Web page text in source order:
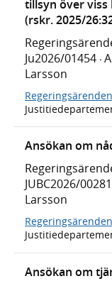
tillsyn över
(rskr. 2025/
Ju2026/01454 ·
Larsson
Ansökan om
JUBC2026/00281
Larsson
Ansökan om